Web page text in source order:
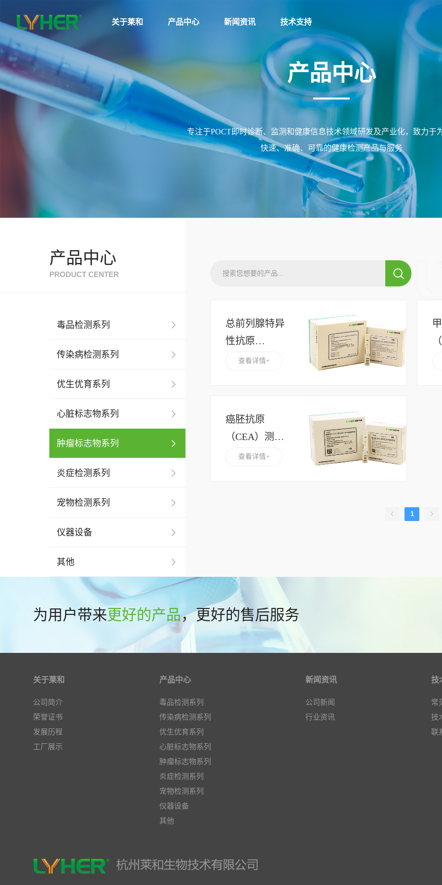
关于莱和 产品中心 新闻资讯 技术支持
关于莱和
公司简介
荣誉证书
产品中心
毒品检测系列
优生优育系列
心脏标志物系列
新闻资讯
行业资讯
产品中心
专注于POCT即时诊断、监测和健康信息技术领域研发及产业化，致力于
快速、准确、可靠的健康检测产品与服务
产品中心
PRODUCT CENTER
毒品检测系列
传染病检测系列
优生优育系列
心脏标志物系列
肿瘤标志物系列
炎症检测系列
宠物检测系列
仪器设备
其他
总前列腺特异
性抗原
（tPSA）测定
查看详情+
癌胚抗原
（CEA）测定
试剂（荧光免
查看详情+
1
为用户带来更好的产品，更好的售后服务
关于莱和
公司简介
荣誉证书
发展历程
工厂展示
产品中心
毒品检测系列
传染病检测系列
优生优育系列
心脏标志物系列
肿瘤标志物系列
炎症检测系列
宠物检测系列
仪器设备
其他
新闻资讯
公司新闻
行业资讯
技
常
技
联